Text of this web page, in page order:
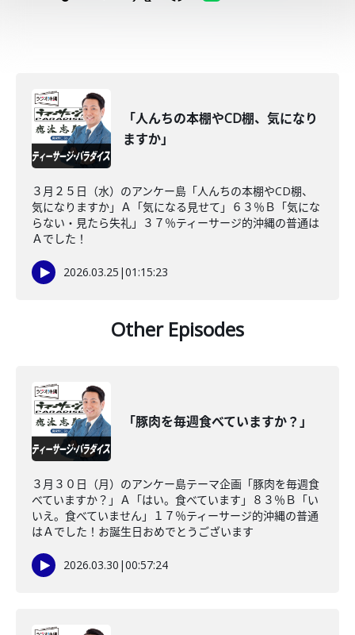
「人んちの本棚やCD棚、気になり
ますか」
３月２５日（水）のアンケー島「人んちの本棚やCD棚、
気になりますか」Ａ「気になる見せて」６３％Ｂ「気にな
らない・見たら失礼」３７％ティーサージ的沖縄の普通は
Ａでした！
2026.03.25 |01:15:23
Other Episodes
「豚肉を毎週食べていますか？」
３月３０日（月）のアンケー島テーマ企画「豚肉を毎週食
べていますか？」Ａ「はい。食べています」８３％Ｂ「い
いえ。食べていません」１７％ティーサージ的沖縄の普通
はＡでした！お誕生日おめでとうございます
2026.03.30 |00:57:24